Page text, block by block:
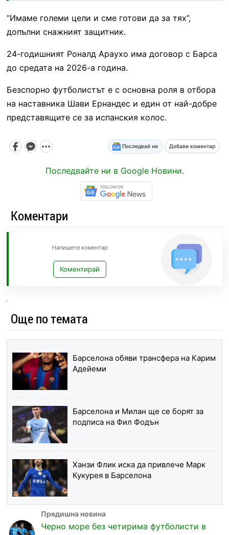
“Имаме големи цели и сме готови да за тях”,
допълни снажният защитник.
24-годишният Роналд Араухо има договор с Барса
до средата на 2026-а година.
Безспорно футболистът е с основна роля в отбора
на наставника Шави Ернандес и един от най-добре
представящите се за испанския колос.
Последвай ни Добави коментар
Последвайте ни в Google Новини.
Коментари
Напишете коментар
Коментирай
Още по темата
Барселона обяви трансфера на Карим
Адейеми
Барселона и Милан ще се борят за
подписа на Фил Фодън
Ханзи Флик иска да привлече Марк
Кукурея в Барселона
Черно море без четирима футболисти в